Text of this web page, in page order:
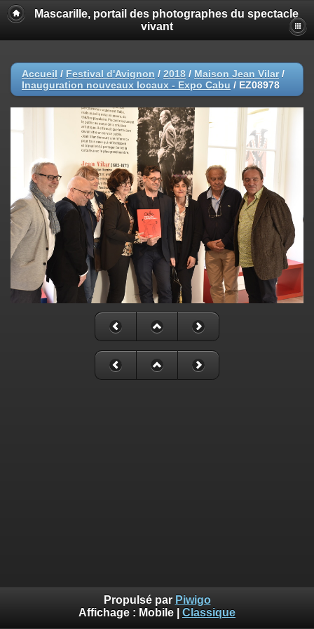
Mascarille, portail des photographes du spectacle
vivant
Accueil / Festival d'Avignon / 2018 / Maison Jean Vilar/
Inauguration nouveaux locaux - Expo Cabu / EZ08978
Propulsé par Piwigo
Affichage : Mobile Classique